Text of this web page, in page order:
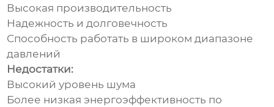
Высокая производительность
Надежность и долговечность
Способность работать в широком диапазоне
давлений
Недостатки:
Высокий уровень шума
Более низкая энергоэффективность по